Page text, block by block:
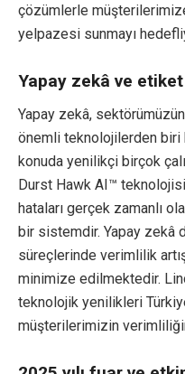
çözümlerle
yelpazesi sunmayı
Yapay zekâ ve
Yapay zekâ,
önemli teknolojilerden biri
konuda yenilikçi birçok
Durst Hawk AI™
hataları gerçek zamanlı
bir sistemdir. Yapay zekâ
süreçlerinde verimlilik
minimize edilmektedir.
teknolojik yenilikleri
müşterilerimizin